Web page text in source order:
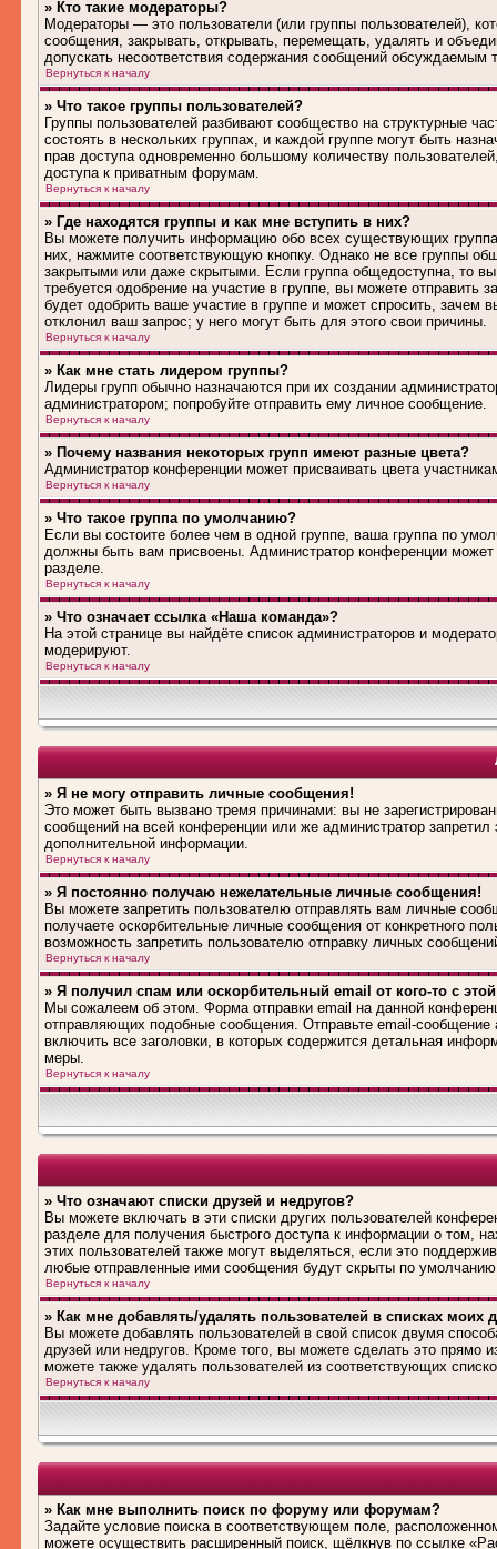
» Кто такие модераторы?
Модераторы — это пользователи (или группы пользователей),
сообщения, закрывать, открывать, перемещать, удалять и
допускать несоответствия содержания сообщений
Вернуться к началу
» Что такое группы пользователей?
Группы пользователей разбивают сообщество на структурные
состоять в нескольких группах, и каждой группе могут быть
прав доступа одновременно большому количеству
доступа к приватным форумам.
Вернуться к началу
» Где находятся группы и как мне вступить в них?
Вы можете получить информацию обо всех существующих
них, нажмите соответствующую кнопку. Однако не все группы
закрытыми или даже скрытыми. Если группа общедоступна, то
требуется одобрение на участие в группе, вы можете
будет одобрить ваше участие в группе и может спросить, зачем
отклонил ваш запрос; у него могут быть для этого свои причины.
Вернуться к началу
» Как мне стать лидером группы?
Лидеры групп обычно назначаются при их создании
администратором; попробуйте отправить ему личное сообщение.
Вернуться к началу
» Почему названия некоторых групп имеют разные цвета?
Администратор конференции может присваивать цвета
Вернуться к началу
» Что такое группа по умолчанию?
Если вы состоите более чем в одной группе, ваша группа по
должны быть вам присвоены. Администратор конференции
разделе.
Вернуться к началу
» Что означает ссылка «Наша команда»?
На этой странице вы найдёте список администраторов и
модерируют.
Вернуться к началу
» Я не могу отправить личные сообщения!
Это может быть вызвано тремя причинами: вы не
сообщений на всей конференции или же администратор
дополнительной информации.
Вернуться к началу
» Я постоянно получаю нежелательные личные сообщения!
Вы можете запретить пользователю отправлять вам личные
получаете оскорбительные личные сообщения от конкретного
возможность запретить пользователю отправку личных
Вернуться к началу
» Я получил спам или оскорбительный email от кого-то с
Мы сожалеем об этом. Форма отправки email на данной
отправляющих подобные сообщения. Отправьте email-
включить все заголовки, в которых содержится детальная
меры.
Вернуться к началу
» Что означают списки друзей и недругов?
Вы можете включать в эти списки других пользователей
разделе для получения быстрого доступа к информации о том,
этих пользователей также могут выделяться, если это
любые отправленные ими сообщения будут скрыты по
Вернуться к началу
» Как мне добавлять/удалять пользователей в списках моих
Вы можете добавлять пользователей в свой список двумя
друзей или недругов. Кроме того, вы можете сделать это прямо
можете также удалять пользователей из соответствующих
Вернуться к началу
» Как мне выполнить поиск по форуму или форумам?
Задайте условие поиска в соответствующем поле,
можете осуществить расширенный поиск, щёлкнув по ссылке